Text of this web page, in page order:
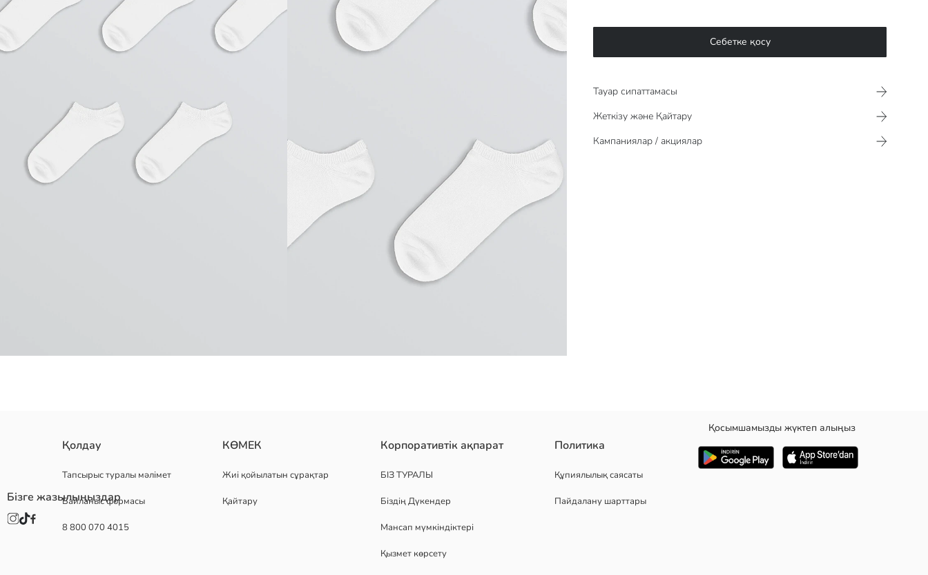
Себетке қосу
Тауар сипаттамасы​​​​​
Жеткізу және Қайтару
Кампаниялар / акциялар
Бренд:
жыныс:
Қолдау
Тапсырыс туралы мәлімет
Байланыс формасы
8 800 070 4015
КӨМЕК
Жиі қойылатын сұрақтар
Қайтару
Корпоративтік ақпарат
БІЗ ТУРАЛЫ
Біздің Дүкендер
Мансап мүмкіндіктері
Қызмет көрсету
Политика
Құпиялылық саясаты
Пайдалану шарттары
Қосымшамызды жүктеп алыңыз
Бізге жазылыңыздар